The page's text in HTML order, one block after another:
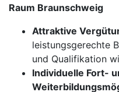
Raum Braunschweig
Attraktive
leistungsgerechte
und Qualifikation
Individuelle Fort-